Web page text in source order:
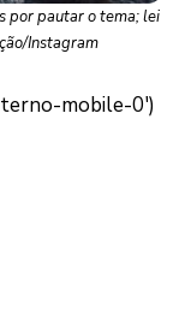
por pautar o tema; lei
Instagram